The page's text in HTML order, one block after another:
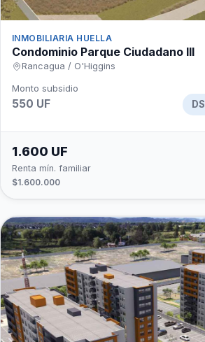
INMOBILIARIA HUELLA
Condominio Parque Ciudadano III
Rancagua / O'Higgins
Monto subsidio
550 UF
1.600 UF
Renta mín. familiar
$1.600.000